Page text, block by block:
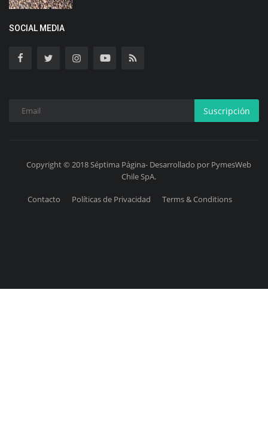
SOCIAL MEDIA
Suscripción
Copyright © 2018 Séptima Página- Desarrollado por PymesWeb
Chile SpA.
Contacto Políticas de Privacidad Terms & Conditions